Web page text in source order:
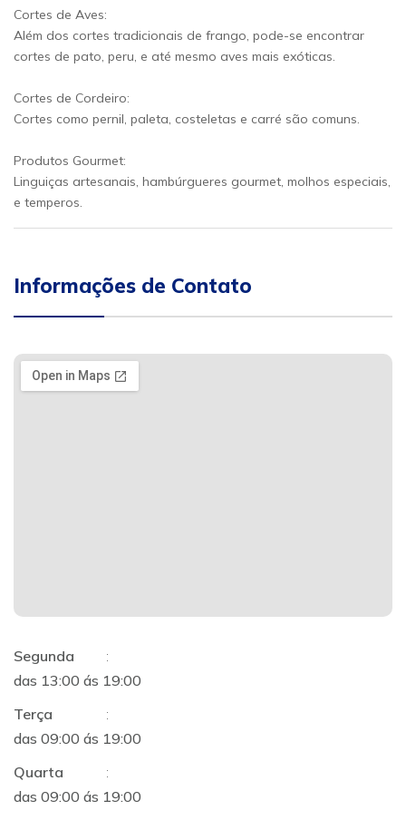
Cortes de Aves:
Além dos cortes tradicionais de frango, pode-se encontrar
cortes de pato, peru, e até mesmo aves mais exóticas.
Cortes de Cordeiro:
Cortes como pernil, paleta, costeletas e carré são comuns.
Produtos Gourmet:
Linguiças artesanais, hambúrgueres gourmet, molhos especiais,
e temperos.
Informações de Contato
Segunda
:
das 13:00 ás 19:00
Terça
:
das 09:00 ás 19:00
Quarta
:
das 09:00 ás 19:00